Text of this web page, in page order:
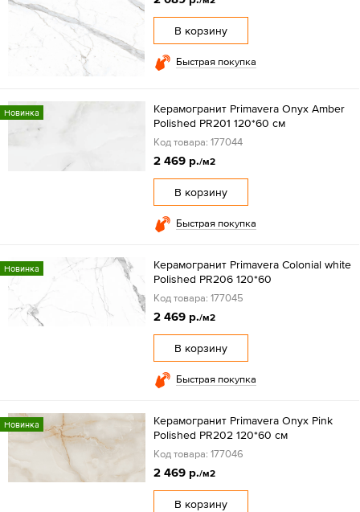
В корзину
Быстрая покупка
Новинка
Керамогранит Primavera Onyx Аmber
Polished PR201 120*60 см
Код товара: 177044
2 469 р./м2
В корзину
Быстрая покупка
Новинка
Керамогранит Primavera Colonial white
Polished PR206 120*60
Код товара: 177045
2 469 р./м2
В корзину
Быстрая покупка
Новинка
Керамогранит Primavera Onyx Pink
Polished PR202 120*60 см
Код товара: 177046
2 469 р./м2
В корзину